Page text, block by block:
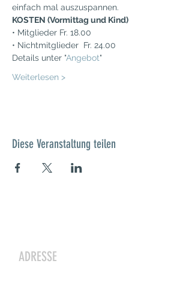
einfach mal auszuspannen.
KOSTEN (Vormittag und Kind)
• Mitglieder Fr. 18.00
• Nichtmitglieder  Fr. 24.00
Details unter "Angebot"
Weiterlesen >
Diese Veranstaltung teilen
ADRESSE